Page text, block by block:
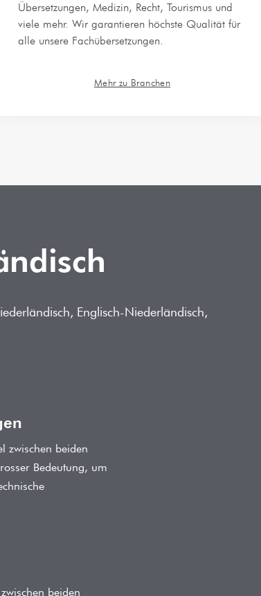
Übersetzungen, Medizin, Recht, Tourismus und
viele mehr. Wir garantieren höchste Qualität für
alle unsere Fachübersetzungen.
Mehr zu Branchen
Englisch-Niederländisch,
zwischen beiden
Bedeutung, um
beiden